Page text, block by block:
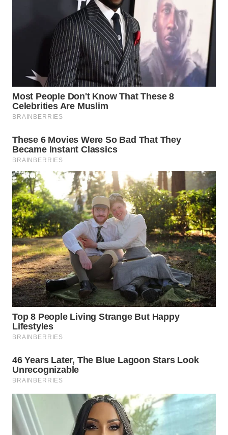
WN
LANGKAT
SELATAN
WN
TANJUNG
LESUNG
WN
KARO
WN
SIMALUNGUN
WN
LABUHANBATU
WN
WN DELI
SERDANG
WN
TEBING